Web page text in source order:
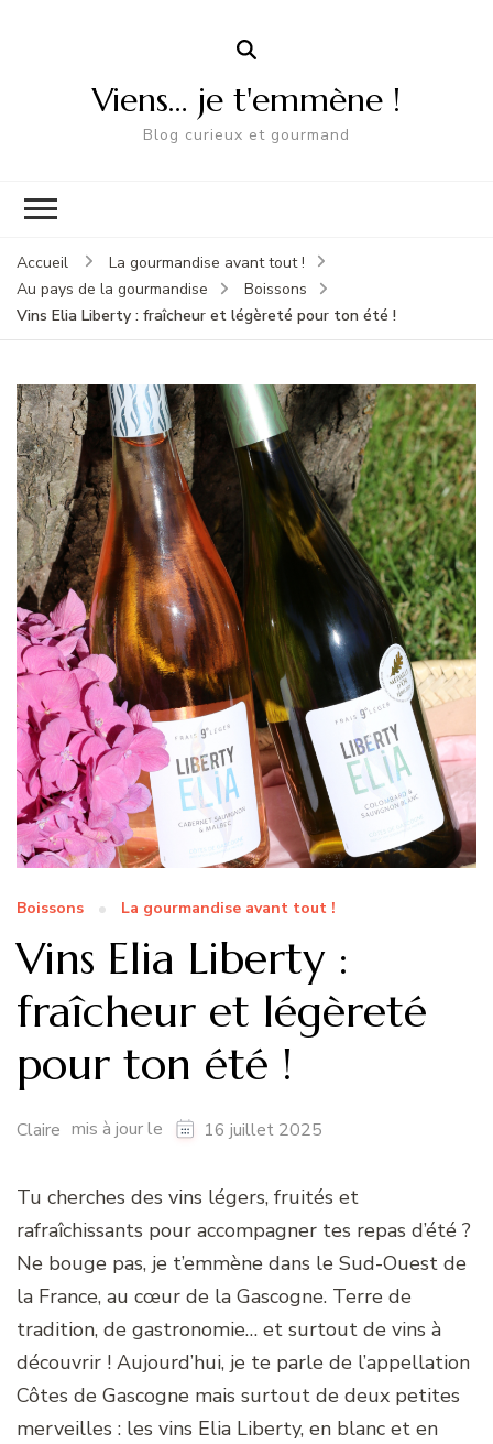
Viens… je t'emmène !
Blog curieux et gourmand
Accueil
La gourmandise avant tout !
Au pays de la gourmandise
Boissons
Vins Elia Liberty : fraîcheur et légèreté pour ton été !
Boissons La gourmandise avant tout !
Vins Elia Liberty :
fraîcheur et légèreté
pour ton été !
Claire mis à jour le 16 juillet 2025
Tu cherches des vins légers, fruités et
rafraîchissants pour accompagner tes repas d’été ?
Ne bouge pas, je t’emmène dans le Sud-Ouest de
la France, au cœur de la Gascogne. Terre de
tradition, de gastronomie… et surtout de vins à
découvrir ! Aujourd’hui, je te parle de l’appellation
Côtes de Gascogne mais surtout de deux petites
merveilles : les vins Elia Liberty, en blanc et en